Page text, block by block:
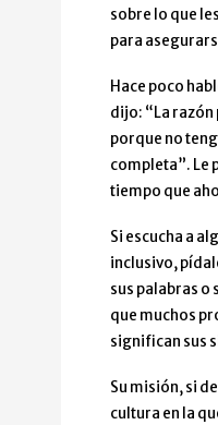
sobre lo que
para
Hace poco
dijo: “La razón
porque no
completa”. Le
tiempo que
Si escucha a
inclusivo,
sus palabras o
que muchos
significan sus
Su misión, si
cultura en la